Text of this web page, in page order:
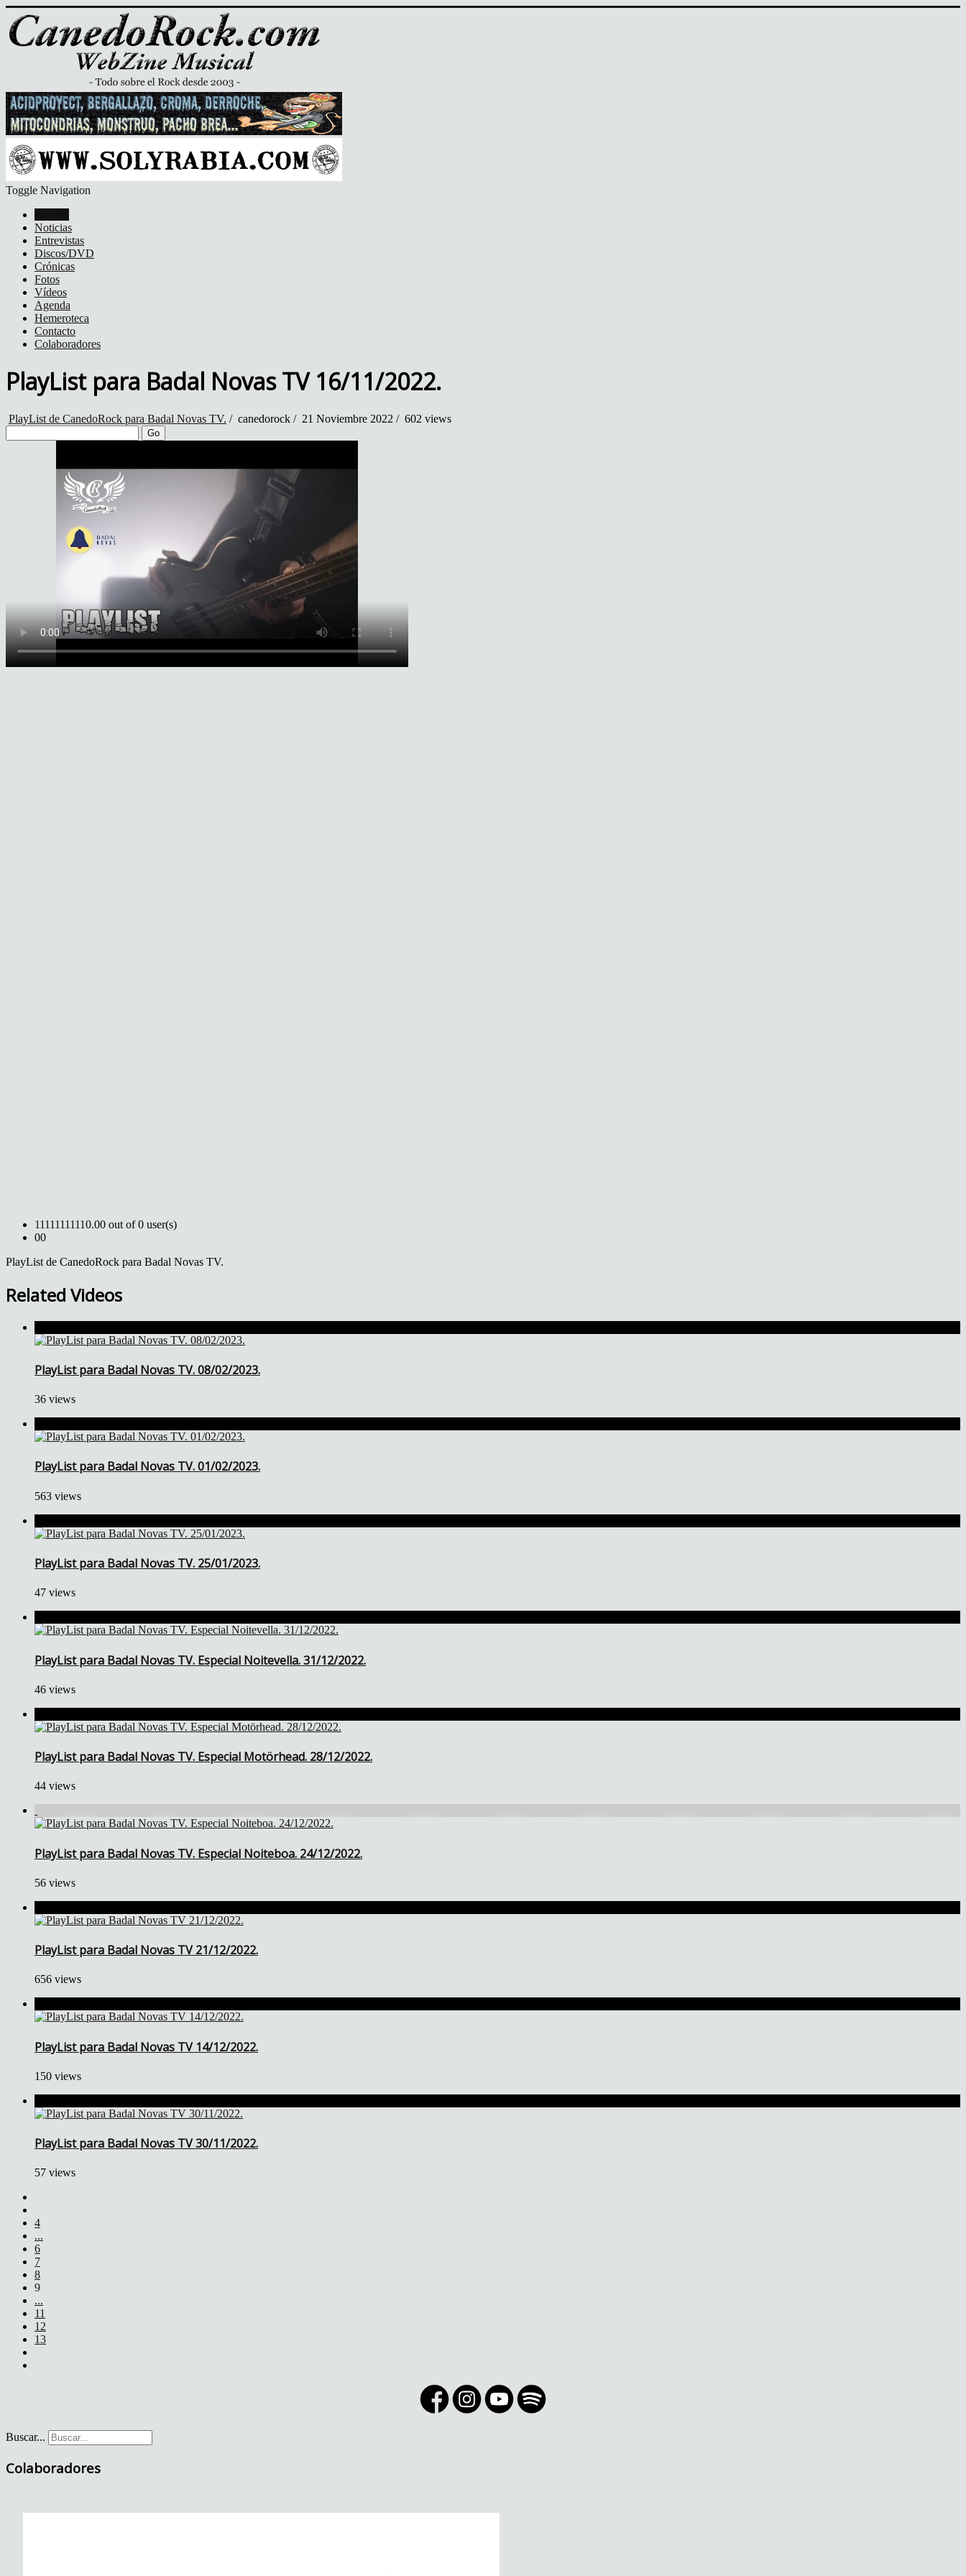
Toggle Navigation
Noticias
Entrevistas
Discos/DVD
Crónicas
Fotos
Vídeos
Agenda
Hemeroteca
Contacto
Colaboradores
PlayList para Badal Novas TV 16/11/2022.
PlayList de CanedoRock para Badal Novas TV. / canedorock / 21 Noviembre 2022 / 602 views
Go
11111111110.00 out of 0 user(s)
00
PlayList de CanedoRock para Badal Novas TV.
Related Videos
PlayList para Badal Novas TV. 08/02/2023.
36 views
PlayList para Badal Novas TV. 01/02/2023.
563 views
PlayList para Badal Novas TV. 25/01/2023.
47 views
PlayList para Badal Novas TV. Especial Noitevella. 31/12/2022.
46 views
PlayList para Badal Novas TV. Especial Motörhead. 28/12/2022.
44 views
PlayList para Badal Novas TV. Especial Noiteboa. 24/12/2022.
56 views
PlayList para Badal Novas TV 21/12/2022.
656 views
PlayList para Badal Novas TV 14/12/2022.
150 views
PlayList para Badal Novas TV 30/11/2022.
57 views
4
...
6
7
8
9
...
11
12
13
Buscar...
Colaboradores